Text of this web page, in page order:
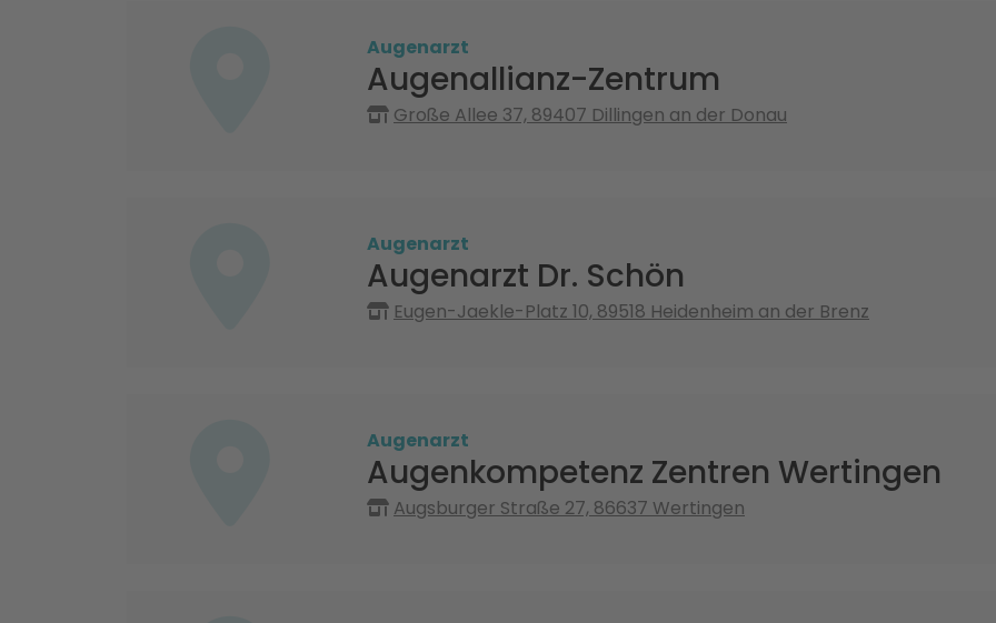
Augenarzt
Augenallianz-Zentrum
Große Allee 37, 89407 Dillingen an der Donau
Augenarzt
Augenarzt Dr. Schön
Eugen-Jaekle-Platz 10, 89518 Heidenheim an der Brenz
Augenarzt
Augenkompetenz Zentren Wertingen
Augsburger Straße 27, 86637 Wertingen